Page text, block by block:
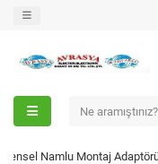
Namlu Montaj